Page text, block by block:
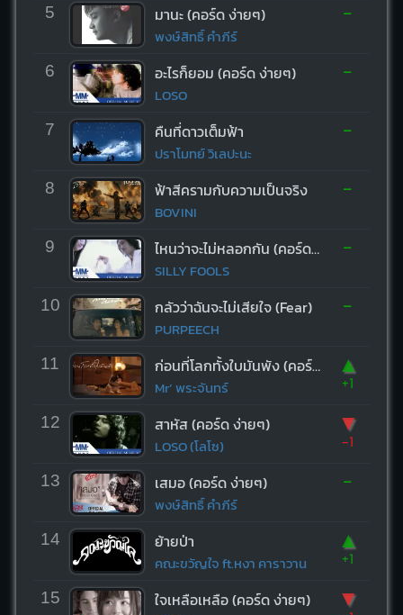
5 มานะ (คอร์ด ง่ายๆ)
พงษ์สิทธิ์ คำภีร์
-
6 อะไรก็ยอม (คอร์ด ง่ายๆ)
LOSO
-
7 คืนที่ดาวเต็มฟ้า
ปราโมทย์ วิเลปะนะ
-
8 ฟ้าสีครามกับความเป็นจริง
BOVINI
-
9 ไหนว่าจะไม่หลอกกัน (คอร์ด ง่ายๆ)
SILLY FOOLS
-
10 กลัวว่าฉันจะไม่เสียใจ (Fear)
PURPEECH
-
11 ก่อนที่โลกทั้งใบมันพัง (คอร์ด ง่ายๆ)
Mr’ พระจันทร์
▲
+1
12 สาหัส (คอร์ด ง่ายๆ)
LOSO (โลโซ)
▼
-1
13 เสมอ (คอร์ด ง่ายๆ)
พงษ์สิทธิ์ คำภีร์
-
14 ย้ายป่า
คณะขวัญใจ ft.หงา คาราวาน
▲
+1
15 ใจเหลือเหลือ (คอร์ด ง่ายๆ) ▼